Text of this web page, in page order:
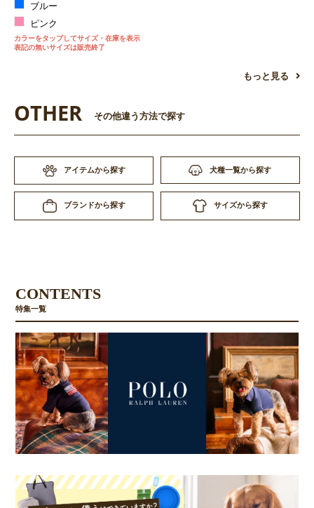
ブルー
ピンク
カラーをタップしてサイズ・在庫を表示
表記の無いサイズは販売終了
もっと見る
OTHER その他違う方法で探す
アイテムから探す 犬種一覧から探す
ブランドから探す サイズから探す
CONTENTS
特集一覧